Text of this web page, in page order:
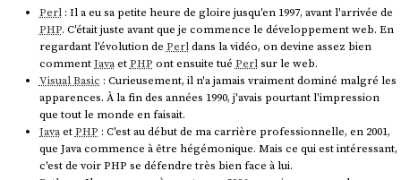
Perl: Il a eu sa petite heure de gloire jusqu'en 1997, avant l'arrivée de
PHP. C'était juste avant que je commence le développement web. En
regardant l'évolution de Perldans la vidéo, on devine assez bien
commentJavaetPHP ont ensuite tué Perlsur le web.
Visual Basic : Curieusement, il n'a jamais vraiment dominé malgré les
apparences. À la fin des années 1990, j'avais pourtant l'impression
que tout le monde en faisait.
JavaetPHP : C'est au début de ma carrière professionnelle, en 2001,
que Java commence à être hégémonique. Mais ce qui est intéressant,
c'est de voir PHP se défendre très bien face à lui.